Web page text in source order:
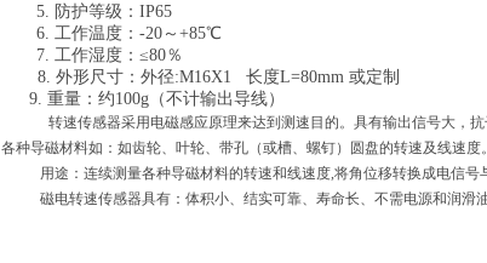
5. 防护等级：IP65
6. 工作温度： -20 ～ +85℃
7. 工作湿度：≤80％
8. 外形尺寸：外径:M16X1 长度L=80mm 或定制
9. 重量：约100g （不计输出导线）
转速传感器采用电磁感应原理来达到测速目的。具有输出信号大，
各种导磁材料如：如齿轮、叶轮、带孔（或槽、螺钉）圆盘的转速及线速度。
用途：连续测量各种导磁材料的转速和线速度,将角位移转换成电信号
磁电转速传感器具有：体积小、结实可靠、寿命长、不需电源和润滑